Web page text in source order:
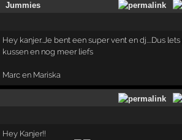
Jummies
Hey kanjer..Je bent een super vent en dj....Dus
kussen en nog meer liefs
Marc en Mariska
Hey Kanjer!!